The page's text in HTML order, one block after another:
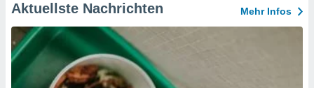
Aktuellste Nachrichten Mehr Infos